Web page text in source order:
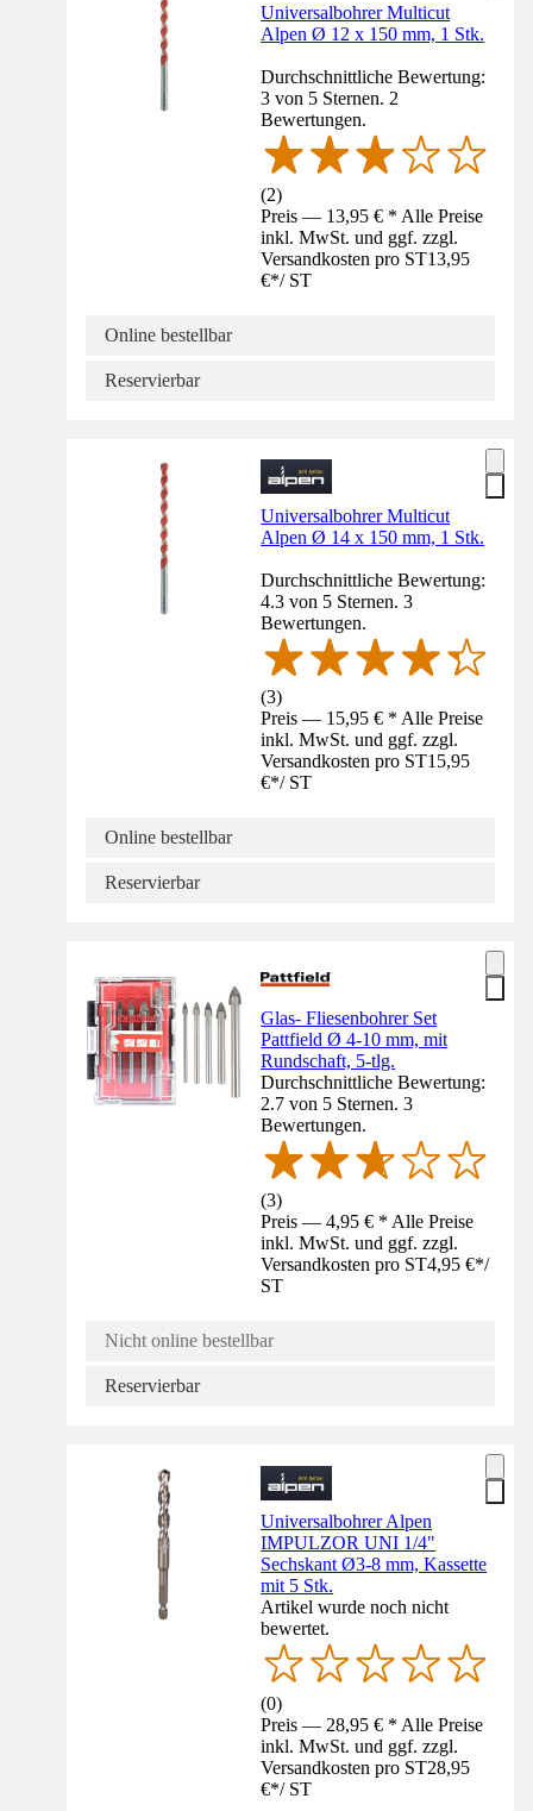
Universalbohrer Multicut
Alpen Ø 12 x 150 mm, 1 Stk.
Durchschnittliche Bewertung:
3 von 5 Sternen. 2
Bewertungen.
(2)
Preis — 13,95 € * Alle Preise
inkl. MwSt. und ggf. zzgl.
Versandkosten pro ST13,95
€*/ ST
Online bestellbar
Reservierbar
Universalbohrer Multicut
Alpen Ø 14 x 150 mm, 1 Stk.
Durchschnittliche Bewertung:
4.3 von 5 Sternen. 3
Bewertungen.
(3)
Preis — 15,95 € * Alle Preise
inkl. MwSt. und ggf. zzgl.
Versandkosten pro ST15,95
€*/ ST
Online bestellbar
Reservierbar
Glas- Fliesenbohrer Set
Pattfield Ø 4-10 mm, mit
Rundschaft, 5-tlg.
Durchschnittliche Bewertung:
2.7 von 5 Sternen. 3
Bewertungen.
(3)
Preis — 4,95 € * Alle Preise
inkl. MwSt. und ggf. zzgl.
Versandkosten pro ST4,95 €*/
ST
Nicht online bestellbar
Reservierbar
Universalbohrer Alpen
IMPULZOR UNI 1/4"
Sechskant Ø3-8 mm, Kassette
mit 5 Stk.
Artikel wurde noch nicht
bewertet.
(0)
Preis — 28,95 € * Alle Preise
inkl. MwSt. und ggf. zzgl.
Versandkosten pro ST28,95
€*/ ST